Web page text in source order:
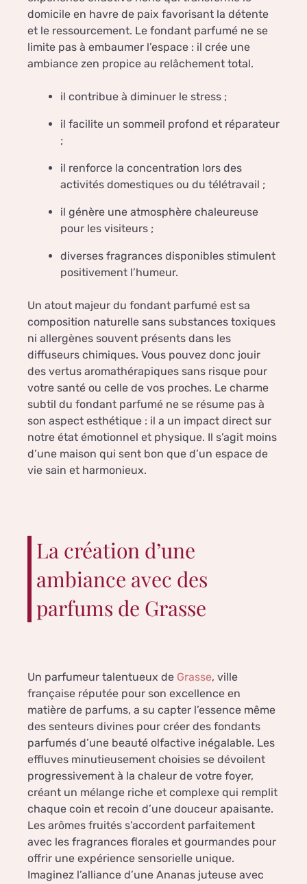
domicile en havre de paix favorisant la détente
et le ressourcement. Le fondant parfumé ne se
limite pas à embaumer l’espace : il crée une
ambiance zen propice au relâchement total.
il contribue à diminuer le stress ;
il facilite un sommeil profond et réparateur
;
il renforce la concentration lors des
activités domestiques ou du télétravail ;
il génère une atmosphère chaleureuse
pour les visiteurs ;
diverses fragrances disponibles stimulent
positivement l’humeur.
Un atout majeur du fondant parfumé est sa
composition naturelle sans substances toxiques
ni allergènes souvent présents dans les
diffuseurs chimiques. Vous pouvez donc jouir
des vertus aromathérapiques sans risque pour
votre santé ou celle de vos proches. Le charme
subtil du fondant parfumé ne se résume pas à
son aspect esthétique : il a un impact direct sur
notre état émotionnel et physique. Il s’agit moins
d’une maison qui sent bon que d’un espace de
vie sain et harmonieux.
La création d’une
ambiance avec des
parfums de Grasse
Un parfumeur talentueux de Grasse, ville
française réputée pour son excellence en
matière de parfums, a su capter l’essence même
des senteurs divines pour créer des fondants
parfumés d’une beauté olfactive inégalable. Les
effluves minutieusement choisies se dévoilent
progressivement à la chaleur de votre foyer,
créant un mélange riche et complexe qui remplit
chaque coin et recoin d’une douceur apaisante.
Les arômes fruités s’accordent parfaitement
avec les fragrances florales et gourmandes pour
offrir une expérience sensorielle unique.
Imaginez l’alliance d’une Ananas juteuse avec